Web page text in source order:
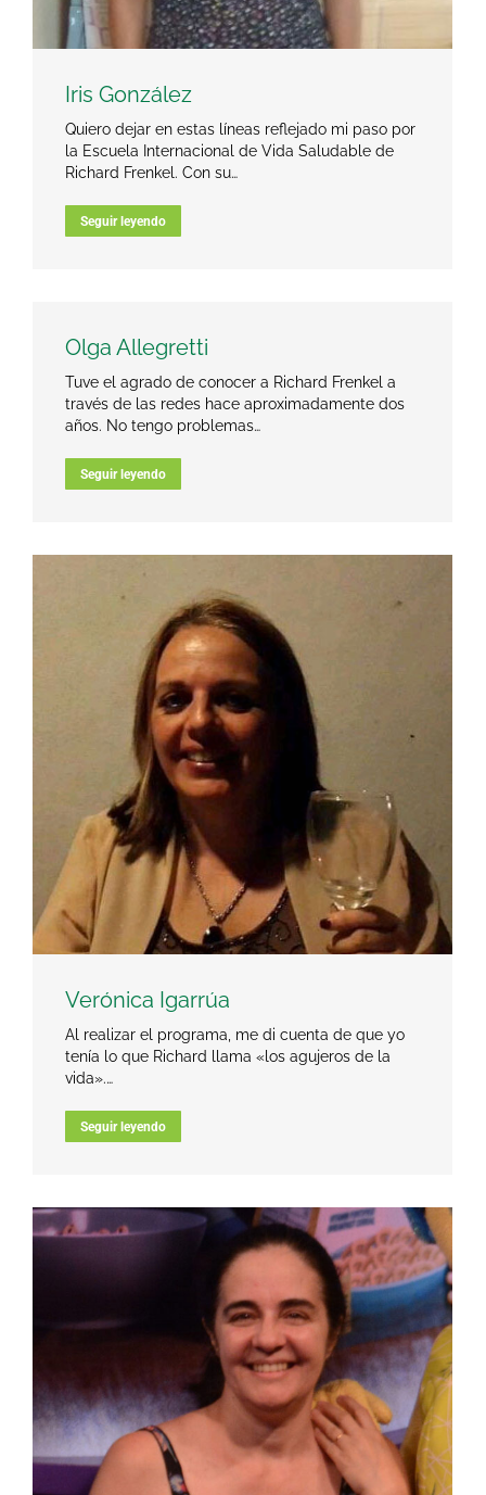
Iris González
Quiero dejar en estas líneas reflejado mi paso por
la Escuela Internacional de Vida Saludable de
Richard Frenkel. Con su…
Seguir leyendo
Olga Allegretti
Tuve el agrado de conocer a Richard Frenkel a
través de las redes hace aproximadamente dos
años. No tengo problemas…
Seguir leyendo
Verónica Igarrúa
Al realizar el programa, me di cuenta de que yo
tenía lo que Richard llama «los agujeros de la
vida».…
Seguir leyendo